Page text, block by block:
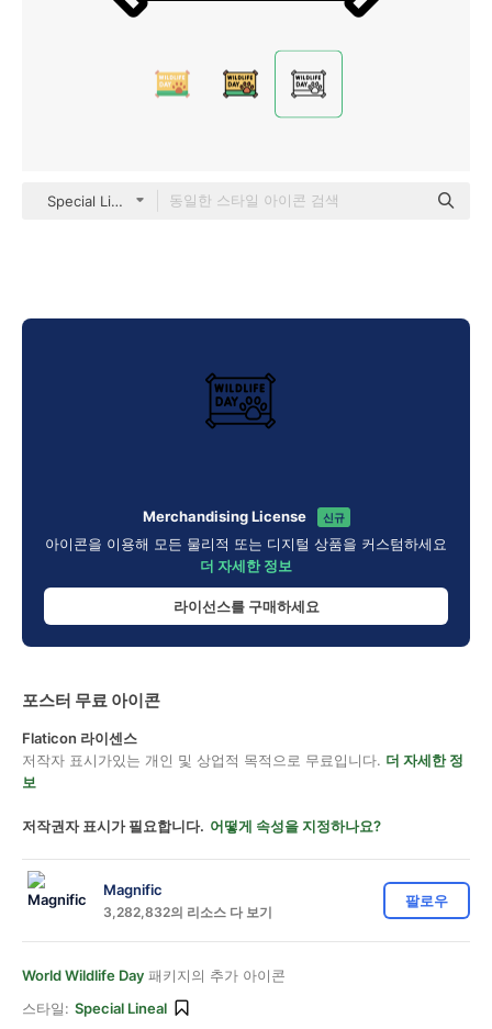
Special Lineal
Merchandising License 신규
아이콘을 이용해 모든 물리적 또는 디지털 상품을 커스텀하세요
더 자세한 정보
라이선스를 구매하세요
포스터 무료 아이콘
Flaticon 라이센스
저작자 표시가있는 개인 및 상업적 목적으로 무료입니다. 더 자세한 정
보
저작권자 표시가 필요합니다. 어떻게 속성을 지정하나요?
Magnific
3,282,832의 리소스 다 보기
팔로우
World Wildlife Day 패키지의 추가 아이콘
스타일: Special Lineal